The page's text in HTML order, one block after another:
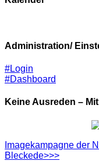
Administration/
#Login
#Dashboard
Keine Ausreden –
Imagekampagne der
Bleckede>>>